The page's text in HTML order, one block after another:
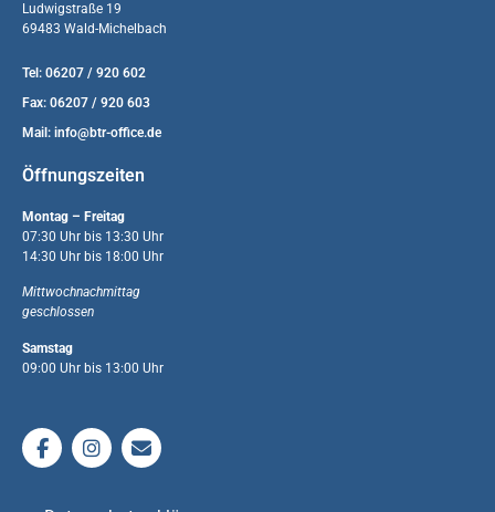
Ludwigstraße 19
69483 Wald-Michelbach
Tel: 06207 / 920 602
Fax: 06207 / 920 603
Mail: info@btr-office.de
Öffnungszeiten
Montag – Freitag
07:30 Uhr bis 13:30 Uhr
14:30 Uhr bis 18:00 Uhr
Mittwochnachmittag
geschlossen
Samstag
09:00 Uhr bis 13:00 Uhr